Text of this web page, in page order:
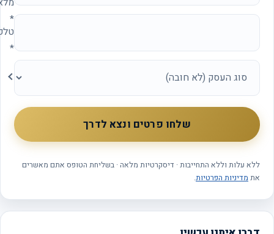
טלפון
*
העסק
שלחו פרטים ונצא לדרך
ללא עלות וללא התחייבות · דיסקרטיות מלאה · בשליחת הטופס אתם מאשרים
אתמדיניות הפרטיות.